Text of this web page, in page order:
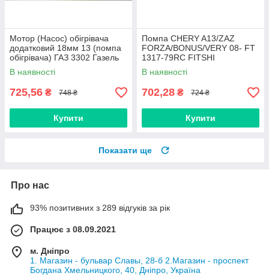
Мотор (Насос) обігрівача
додатковий 18мм 13 (помпа
обігрівача) ГАЗ 3302 Газель
32.3780000
В наявності
725,56 ₴ 748 ₴
Купити
Помпа CHERY A13/ZAZ
FORZA/BONUS/VERY 08- FT
1317-79RC FITSHI
В наявності
702,28 ₴ 724 ₴
Купити
Показати ще
Про нас
93% позитивних з 289 відгуків за рік
Працює з 08.09.2021
м. Дніпро
1. Магазин - бульвар Славы, 28-б 2.Магазин - проспект
Богдана Хмельницкого, 40, Дніпро, Україна